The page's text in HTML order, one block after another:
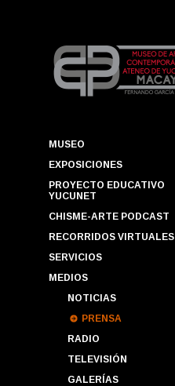
MUSEO
EXPOSICIONES
PROYECTO EDUCATIVO
YUCUNET
CHISME-ARTE PODCAST
RECORRIDOS VIRTUALES
SERVICIOS
MEDIOS
NOTICIAS
PRENSA
RADIO
TELEVISIÓN
GALERÍAS